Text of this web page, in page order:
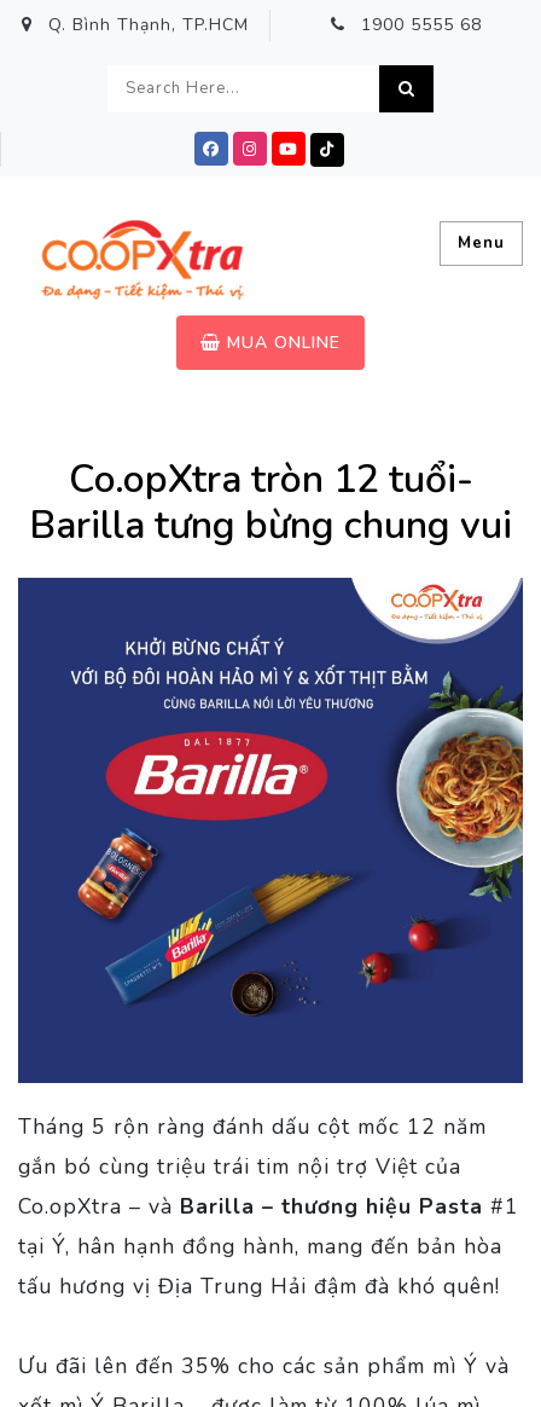
Q. Bình Thạnh, TP.HCM 1900 5555 68
Menu
MUA ONLINE
Co.opXtra tròn 12 tuổi-
Barilla tưng bừng chung vui
Tháng 5 rộn ràng đánh dấu cột mốc 12 năm
gắn bó cùng triệu trái tim nội trợ Việt của
Co.opXtra – và Barilla – thương hiệu Pasta #1
tại Ý, hân hạnh đồng hành, mang đến bản hòa
tấu hương vị Địa Trung Hải đậm đà khó quên!
Ưu đãi lên đến 35% cho các sản phẩm mì Ý và